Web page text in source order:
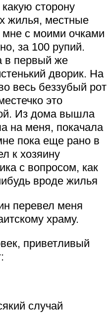
сторону
жилья, местные
с моими очками
за 100 рупий.
в первый же
дворик. На
весь беззубый рот
это
Из дома вышла
на меня, покачала
пока еще рано в
к хозяину
с вопросом, как
вроде жилья
перевел меня
храму.
приветливый
случай